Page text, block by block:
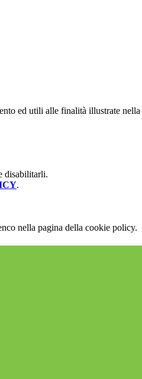
ed utili alle finalità illustrate nella
disabilitarli.
.
nella pagina della cookie policy.